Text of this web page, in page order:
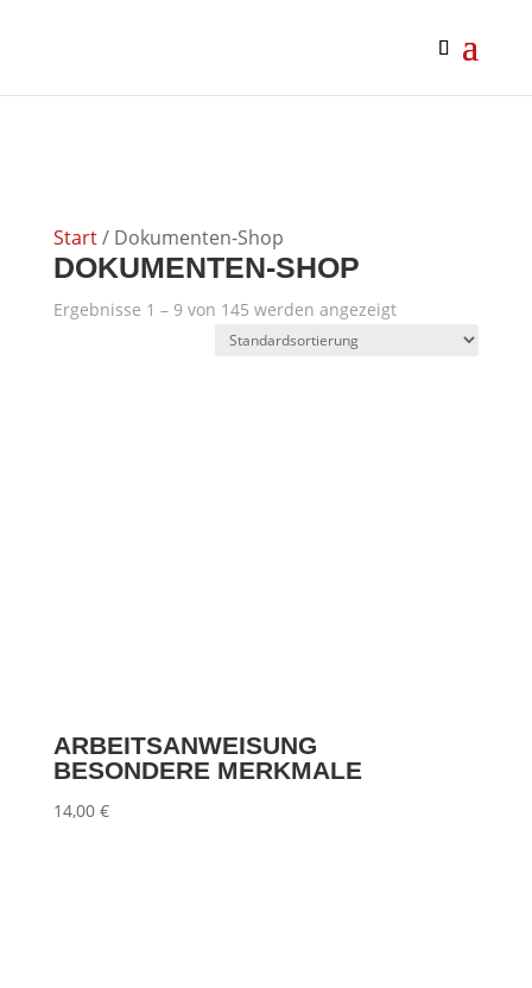
Start/ Dokumenten-Shop
DOKUMENTEN-SHOP
Ergebnisse 1 – 9 von 145 werden angezeigt
ARBEITSANWEISUNG
BESONDERE MERKMALE
14,00 €